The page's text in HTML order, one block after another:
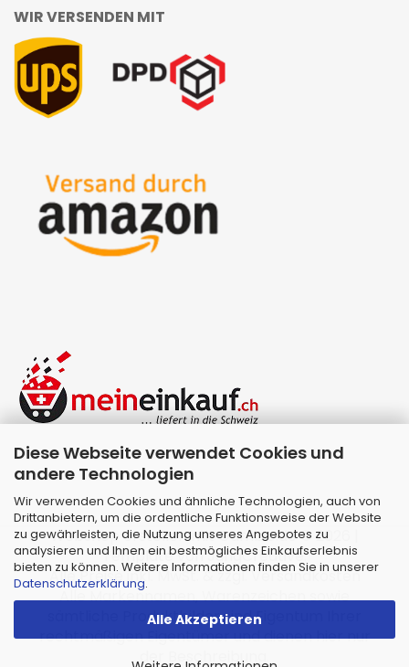
Diese Webseite verwendet Cookies und
andere Technologien
Wir verwenden Cookies und ähnliche Technologien, auch von
Drittanbietern, um die ordentliche Funktionsweise der Website
zu gewährleisten, die Nutzung unseres Angebotes zu
analysieren und Ihnen ein bestmögliches Einkaufserlebnis
bieten zu können. Weitere Informationen finden Sie in unserer
Datenschutzerklärung.
Alle Akzeptieren
WIR VERSENDEN MIT
Webshop erstellenmit Gambio.de © 2026 |
Template vonJungCreative.
Alle Preise inkl. MwSt. & zzgl. Versandkosten
Alle Markennamen, Warenzeichen sowie
sämtliche Produktbilder sind Eigentum Ihrer
rechtmäßigen Eigentümer und dienen hier nur
der Beschreibung.